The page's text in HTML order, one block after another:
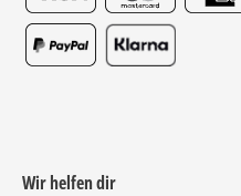
Wir helfen dir